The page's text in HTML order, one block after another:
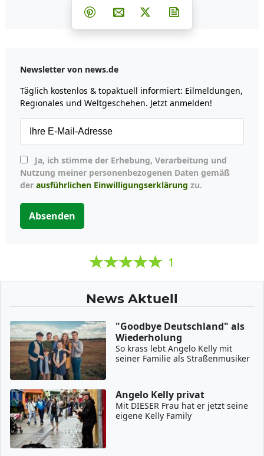
Teilen auf Facebook
Teilen auf Whatsapp
Teilen auf Telegram
Teilen auf Pinterest
Per E-Mail teilen
Post auf X
Newsletter von news.de
Täglich kostenlos & topaktuell informiert: Eilmeldungen,
Regionales und Weltgeschehen. Jetzt anmelden!
Nutzung meiner personenbezogenen Daten gemäß
der ausführlichen Einwilligungserklärung zu.
Absenden
1
News Aktuell
"Goodbye Deutschland" als
Wiederholung
So krass lebt Angelo Kelly mit
seiner Familie als Straßenmusiker
Angelo Kelly privat
Mit DIESER Frau hat er jetzt seine
eigene Kelly Family